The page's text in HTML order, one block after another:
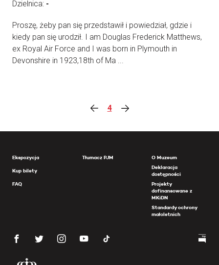
Dzielnica: -
Proszę, żeby pan się przedstawił i powiedział, gdzie i
kiedy pan się urodził. I am Douglas Frederick Matthews,
ex Royal Air Force and I was born in Plymouth in
Devonshire in 1923,18th of Ma ...
4
Ekspozycja
Kup bilety
FAQ
Tłumacz PJM
O Muzeum
Deklaracja
dostępności
Projekty
dofinansowane z
MKiDN
Standardy ochrony
małoletnich